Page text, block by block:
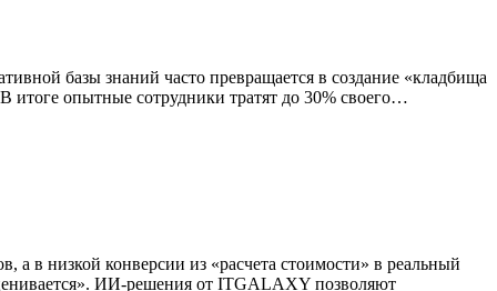
базы знаний часто превращается в создание «кладбища
опытные сотрудники тратят до 30% своего…
в низкой конверсии из «расчета стоимости» в реальный
ИИ-решения от ITGALAXY позволяют